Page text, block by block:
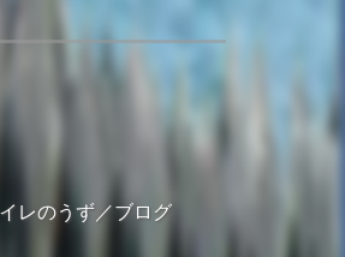
イレのうず／ブログ